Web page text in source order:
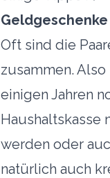
Geldgeschenke
Oft sind die
zusammen.
einigen Jahren
Haushaltskasse
werden oder
natürlich auch